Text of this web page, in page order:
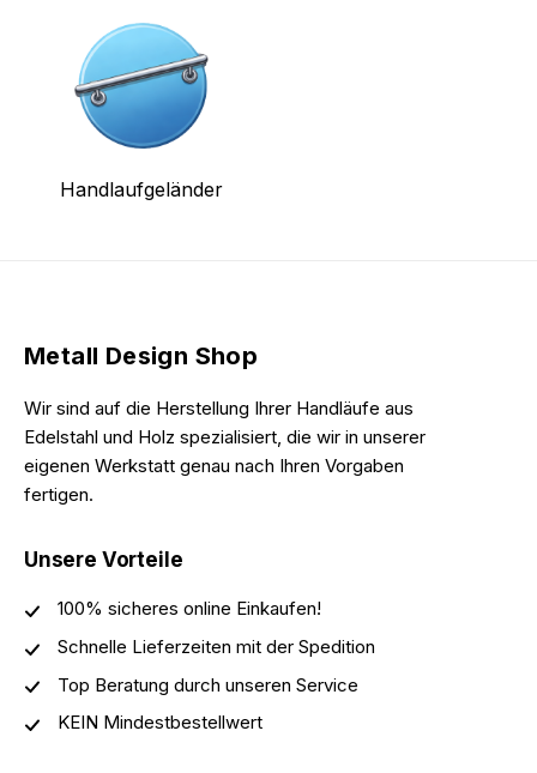
Handlaufgeländer
Metall Design Shop
Wir sind auf die Herstellung Ihrer Handläufe aus
Edelstahl und Holz spezialisiert, die wir in unserer
eigenen Werkstatt genau nach Ihren Vorgaben
fertigen.
Unsere Vorteile
100% sicheres online Einkaufen!
Schnelle Lieferzeiten mit der Spedition
Top Beratung durch unseren Service
KEIN Mindestbestellwert